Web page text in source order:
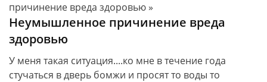
причинение вреда здоровью »
Неумышленное причинение вреда
здоровью
У меня такая ситуация....ко мне в течение года
стучаться в дверь бомжи и просят то воды то